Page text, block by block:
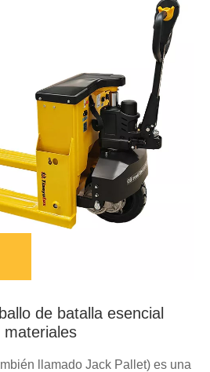
de batalla esencial
materiales
llamado Jack Pallet) es una